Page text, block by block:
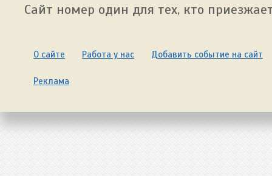
Сайт номер один для тех, кто
О сайте Работа у нас Добавить событие на сайт
Реклама